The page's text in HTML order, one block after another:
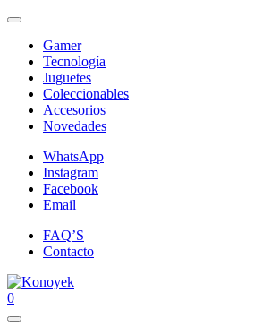
Gamer
Tecnología
Juguetes
Coleccionables
Accesorios
Novedades
WhatsApp
Instagram
Facebook
Email
FAQ’S
Contacto
0